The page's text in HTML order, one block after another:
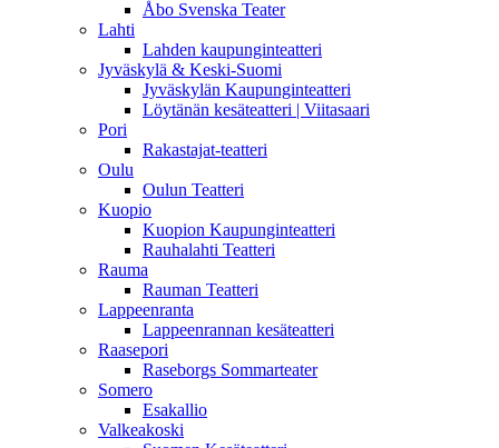
Åbo Svenska Teater
Lahti
Lahden kaupunginteatteri
Jyväskylä & Keski-Suomi
Jyväskylän Kaupunginteatteri
Löytänän kesäteatteri | Viitasaari
Pori
Rakastajat-teatteri
Oulu
Oulun Teatteri
Kuopio
Kuopion Kaupunginteatteri
Rauhalahti Teatteri
Rauma
Rauman Teatteri
Lappeenranta
Lappeenrannan kesäteatteri
Raasepori
Raseborgs Sommarteater
Somero
Esakallio
Valkeakoski